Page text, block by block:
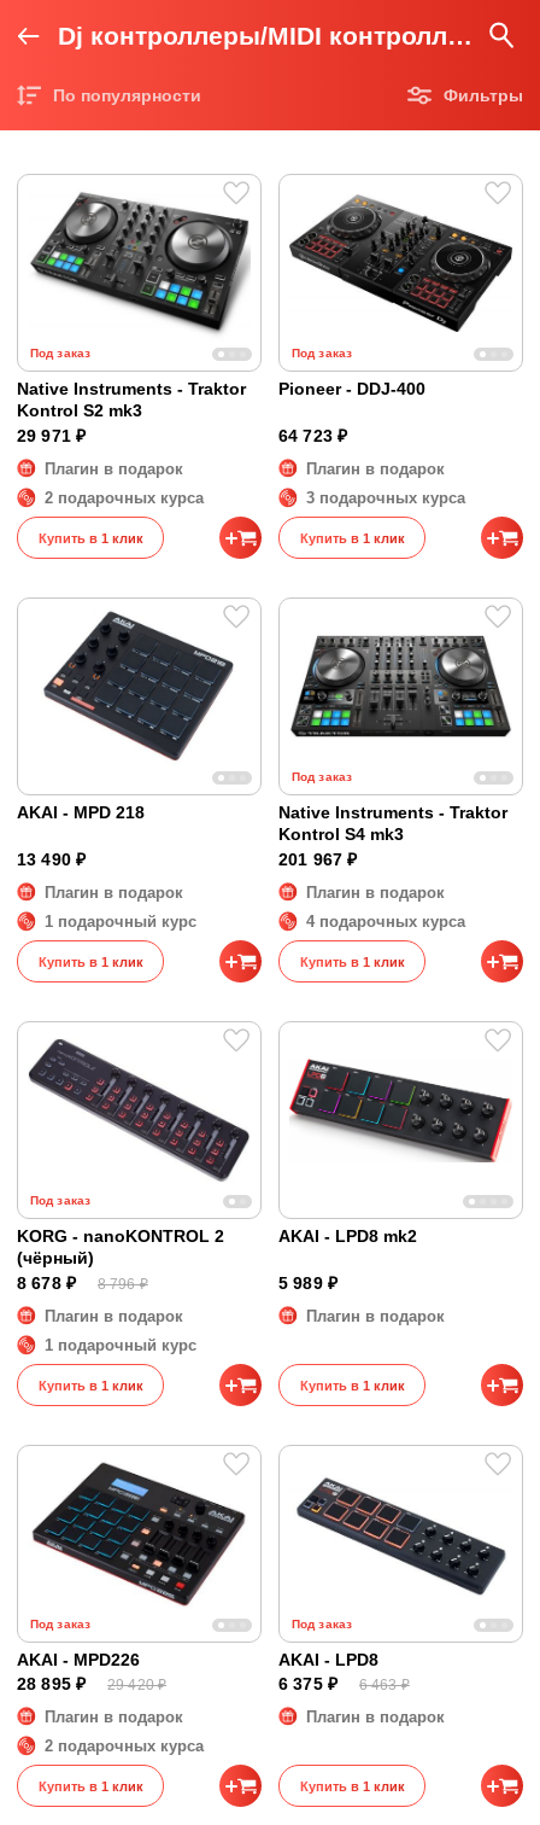
Dj контроллеры/MIDI контроллеры
По популярности Фильтры
Под заказ
Native Instruments - Traktor
Kontrol S2 mk3
29 971 ₽
Плагин в подарок
2 подарочных курса
Купить в 1 клик
Под заказ
Pioneer - DDJ-400
64 723 ₽
Плагин в подарок
3 подарочных курса
Купить в 1 клик
AKAI - MPD 218
13 490 ₽
Плагин в подарок
1 подарочный курс
Купить в 1 клик
Под заказ
Native Instruments - Traktor
Kontrol S4 mk3
201 967 ₽
Плагин в подарок
4 подарочных курса
Купить в 1 клик
Под заказ
KORG - nanoKONTROL 2
(чёрный)
8 678 ₽
8 796 ₽
Плагин в подарок
1 подарочный курс
Купить в 1 клик
AKAI - LPD8 mk2
5 989 ₽
Плагин в подарок
Купить в 1 клик
Под заказ
AKAI - MPD226
28 895 ₽
29 420 ₽
Плагин в подарок
2 подарочных курса
Купить в 1 клик
Под заказ
AKAI - LPD8
6 375 ₽
6 463 ₽
Плагин в подарок
Купить в 1 клик